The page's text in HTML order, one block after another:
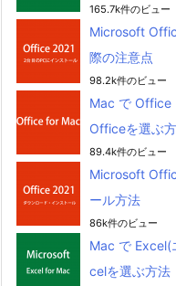
165.7k件のビュー
Microsoft
際の注意点
98.2k件のビュー
Mac で Office
Officeを選ぶ
89.4k件のビュー
Microsoft
ール方法
86k件のビュー
Mac で Excel(
celを選ぶ方法